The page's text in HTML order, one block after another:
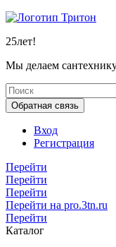
25лет!
Мы делаем
Обратная связь
Вход
Регистрация
Перейти
Перейти
Перейти
Перейти на pro.3tn.ru
Перейти
Каталог